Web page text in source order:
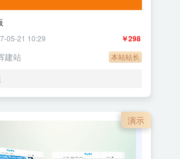
￥298
05-21 10:29
建站 本站站长
演示